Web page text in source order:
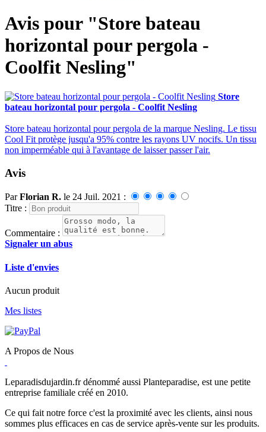
Avis pour "Store bateau
horizontal pour pergola -
Coolfit Nesling"
Store
bateau horizontal pour pergola - Coolfit Nesling
Store bateau horizontal pour pergola de la marque Nesling. Le tissu
Cool Fit protège jusqu'a 95% contre les rayons UV nocifs. Un tissu
non imperméable qui à l'avantage de laisser passer l'air.
Avis
ParFlorian R. le 24 Juil. 2021 :
Titre :
Commentaire :
Signaler un abus
Liste d'envies
Aucun produit
Mes listes
A Propos de Nous
Leparadisdujardin.fr dénommé aussi Planteparadise, est une petite
entreprise familiale créé en 2010.
Ce qui fait notre force c'est la proximité avec les clients, ainsi nous
sommes plus efficaces en cas de service après-vente sur les produits.